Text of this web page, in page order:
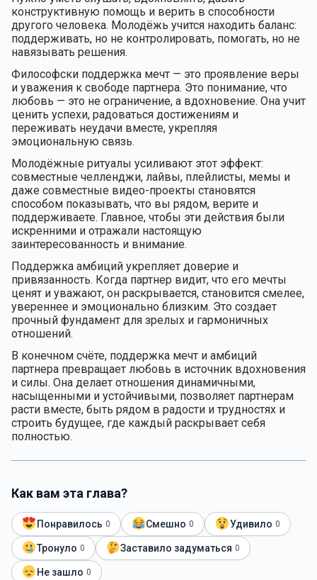
конструктивную помощь и верить в способности
другого человека. Молодёжь учится находить баланс:
поддерживать, но не контролировать, помогать, но не
навязывать решения.
Философски поддержка мечт — это проявление веры
и уважения к свободе партнера. Это понимание, что
любовь — это не ограничение, а вдохновение. Она учит
ценить успехи, радоваться достижениям и
переживать неудачи вместе, укрепляя
эмоциональную связь.
Молодёжные ритуалы усиливают этот эффект:
совместные челленджи, лайвы, плейлисты, мемы и
даже совместные видео-проекты становятся
способом показывать, что вы рядом, верите и
поддерживаете. Главное, чтобы эти действия были
искренними и отражали настоящую
заинтересованность и внимание.
Поддержка амбиций укрепляет доверие и
привязанность. Когда партнер видит, что его мечты
ценят и уважают, он раскрывается, становится смелее,
увереннее и эмоционально близким. Это создает
прочный фундамент для зрелых и гармоничных
отношений.
В конечном счёте, поддержка мечт и амбиций
партнера превращает любовь в источник вдохновения
и силы. Она делает отношения динамичными,
насыщенными и устойчивыми, позволяет партнерам
расти вместе, быть рядом в радости и трудностях и
строить будущее, где каждый раскрывает себя
полностью.
Как вам эта глава?
Понравилось 0 Смешно 0 Удивило 0
Тронуло 0 Заставило задуматься 0
Не зашло 0